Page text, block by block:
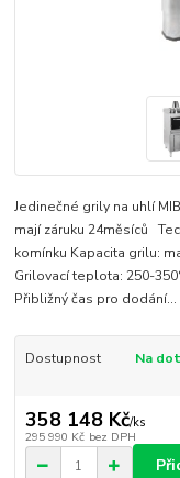
Jedinečné grily na uhlí
mají záruku 24měsíců
komínku Kapacita grilu:
Grilovací teplota: 250-
Přibližný čas pro dodání...
Dostupnost Na
358 148 Kč/ks
295 990 Kč bez DPH